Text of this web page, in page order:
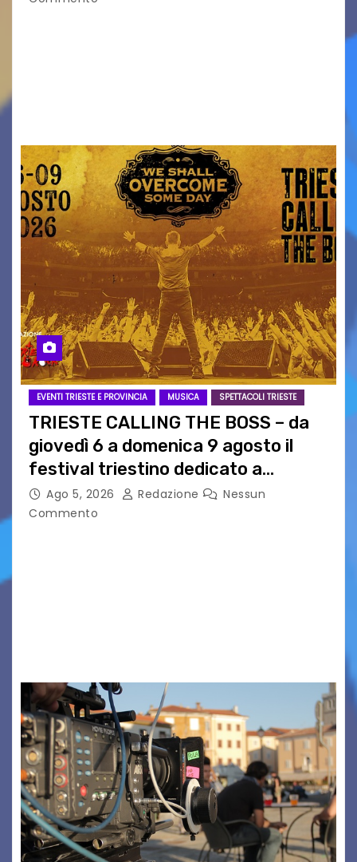
EVENTI TRIESTE E PROVINCIA MUSICA SPETTACOLI TRIESTE
TRIESTE CALLING THE BOSS – da
giovedì 6 a domenica 9 agosto il
festival triestino dedicato a
Springsteen
Ago 5, 2026 Redazione
Nessun
Commento